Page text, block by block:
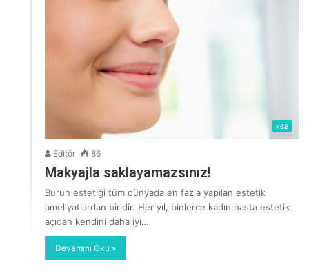
KBB
Editör 86
Makyajla saklayamazsınız!
Burun estetiği tüm dünyada en fazla yapılan estetik
ameliyatlardan biridir. Her yıl, binlerce kadın hasta estetik
açıdan kendini daha iyi…
Devamını Oku »